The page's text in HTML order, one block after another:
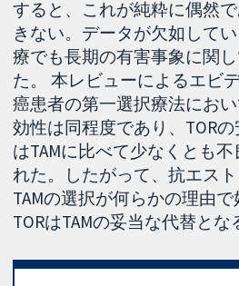
すると、これが純粋に偶然
きない。データが欠如して
療でも長期の有害事象に関
た。 本レビューによるエビ
癌患者の第一選択療法におい
効性は同程度であり、TOR
はTAMに比べて少なくとも
れた。したがって、抗エス
TAMの選択が何らかの理由で
TORはTAMの妥当な代替とな